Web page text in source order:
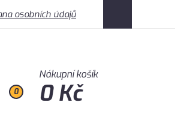
osobních údajů
0
Nákupní košík
0 Kč